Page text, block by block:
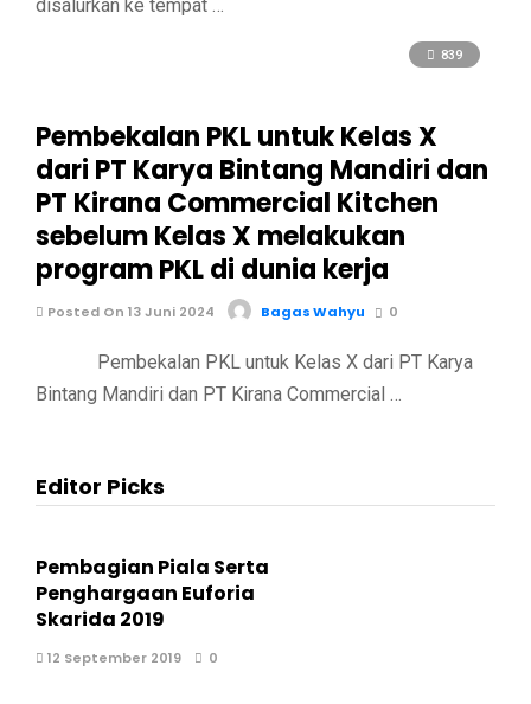
disalurkan ke tempat …
839
Pembekalan PKL untuk Kelas X
dari PT Karya Bintang Mandiri dan
PT Kirana Commercial Kitchen
sebelum Kelas X melakukan
program PKL di dunia kerja
Posted On 13 Juni 2024 Bagas Wahyu 0
Pembekalan PKL untuk Kelas X dari PT Karya
Bintang Mandiri dan PT Kirana Commercial …
Editor Picks
Pembagian Piala Serta
Penghargaan Euforia
Skarida 2019
12 September 2019 0